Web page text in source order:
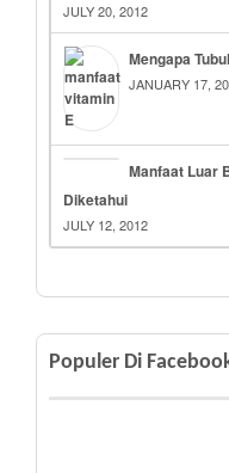
JULY 20, 2012
Mengapa
JANUARY 17,
Manfaat Luar
Diketahui
JULY 12, 2012
Populer Di